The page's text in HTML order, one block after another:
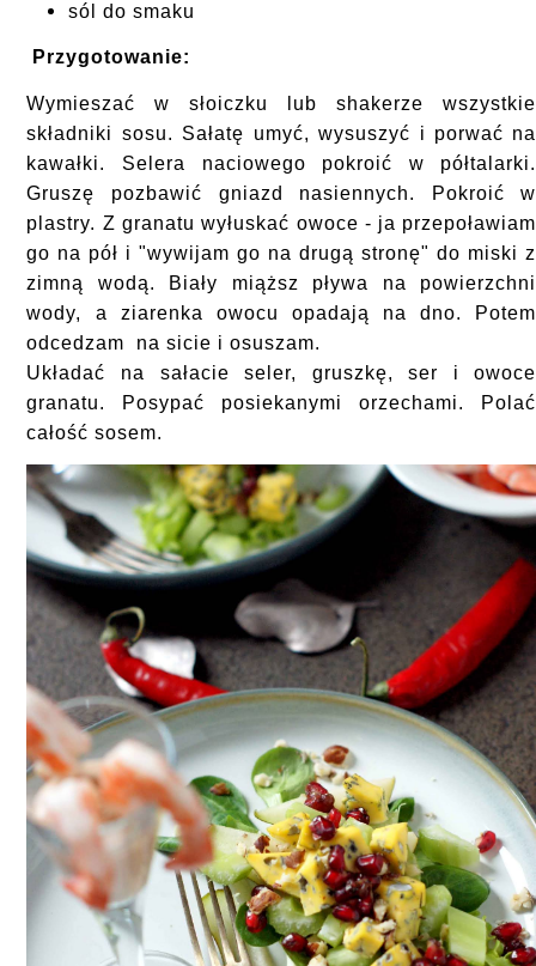
sól do smaku
Przygotowanie:
Wymieszać w słoiczku lub shakerze wszystkie
składniki sosu. Sałatę umyć, wysuszyć i porwać na
kawałki. Selera naciowego pokroić w półtalarki.
Gruszę pozbawić gniazd nasiennych. Pokroić w
plastry. Z granatu wyłuskać owoce - ja przepoławiam
go na pół i "wywijam go na drugą stronę" do miski z
zimną wodą. Biały miąższ pływa na powierzchni
wody, a ziarenka owocu opadają na dno. Potem
odcedzam na sicie i osuszam.
Układać na sałacie seler, gruszkę, ser i owoce
granatu. Posypać posiekanymi orzechami. Polać
całość sosem.